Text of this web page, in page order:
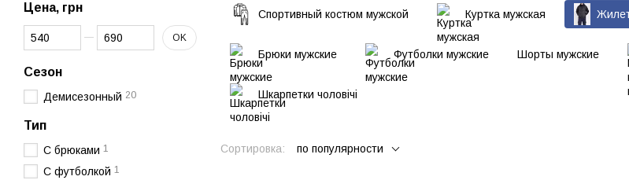
Спортивный костюм мужской Куртка мужская
Брюки мужские Футболки мужские Шорты мужские
Шкарпетки чоловічі
Сортировка: по популярности
Цена, грн
От Цена, грн
До Цена, грн OK
Сезон
Демисезонный 20
Тип
С брюками 1
С футболкой 1